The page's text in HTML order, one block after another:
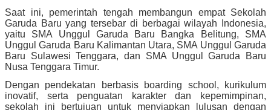
Saat ini, pemerintah tengah membangun empat Sekolah
Garuda Baru yang tersebar di berbagai wilayah Indonesia,
yaitu SMA Unggul Garuda Baru Bangka Belitung, SMA
Unggul Garuda Baru Kalimantan Utara, SMA Unggul Garuda
Baru Sulawesi Tenggara, dan SMA Unggul Garuda Baru
Nusa Tenggara Timur.
Dengan pendekatan berbasis boarding school, kurikulum
inovatif, serta penguatan karakter dan kepemimpinan,
sekolah ini bertujuan untuk menyiapkan lulusan dengan